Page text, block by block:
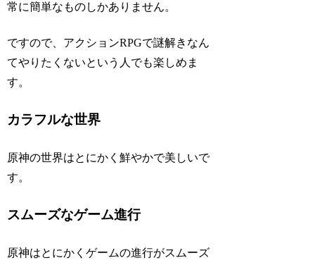
常に簡単なものしかありません。
ですので、アクションRPGで謎解きなん
てやりたくないという人でも楽しめま
す。
カラフルな世界
原神の世界はとにかく鮮やかで美しいで
す。
スムーズなゲーム進行
原神はとにかくゲームの進行がスムーズ